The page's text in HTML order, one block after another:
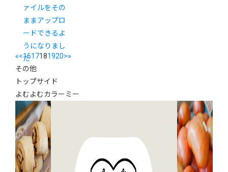
ァイルをその
ままアップロ
ードできるよ
うになりまし
た
«<1617181920>»
その他
トップサイド
よむよむカラーミー